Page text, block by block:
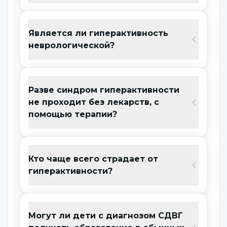
Каковы симптомы СДВГ?
Синдром дефицита внимания с
типа симптомов.
Симптомы СДВГ типа дефицита
внимания;
Неспособность удерживать внимание
Невозможность долго заниматься
Является ли гиперактивность
неврологической?
Разве синдром гиперактивности
не проходит без лекарств, с
помощью терапии?
Кто чаще всего страдает от
гиперактивности?
Могут ли дети с диагнозом СДВГ